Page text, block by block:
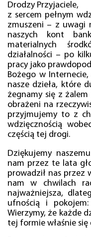
Drodzy Przyjaciele,
z sercem pełnym
zmuszeni – z uwagi
naszych kont
materialnych
działalności – po
pracy jako
Bożego w
nasze dzieła, które
żegnamy się z
obrażeni na
przyjmujemy to z
wdzięcznością
częścią tej drogi.
Dziękujemy
nam przez te lata
prowadził nas przez
nam w chwilach
najważniejsza,
ufnością i
Wierzymy, że każde
tej formie właśnie się